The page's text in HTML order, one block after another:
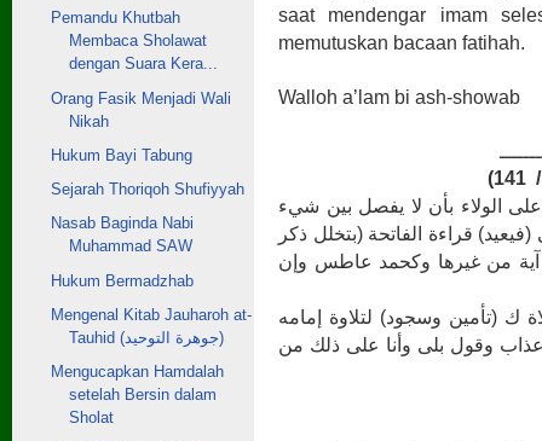
Pemandu Khutbah
Membaca Sholawat
dengan Suara Kera...
Orang Fasik Menjadi Wali
Nikah
Hukum Bayi Tabung
Sejarah Thoriqoh Shufiyyah
Nasab Baginda Nabi
Muhammad SAW
Hukum Bermadzhab
Mengenal Kitab Jauharoh at-
Tauhid (جوهرة التوحيد)
Mengucapkan Hamdalah
setelah Bersin dalam
Sholat
saat mendengar imam
memutuskan bacaan fatihah.
Walloh a’lam bi ash-showab
على الولاء بأن لا يفصل بين شيء
قراءة الفاتحة (بتخلل ذكر
آية من غيرها وكحمد عاطس وإن
ك (تأمين وسجود) لتلاوة إمامه
وقول بلى وأنا على ذلك من